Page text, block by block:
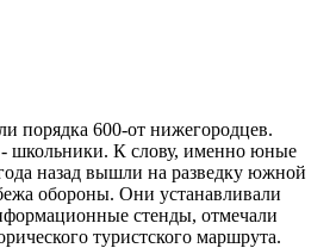
порядка 600-от нижегородцев.
школьники. К слову, именно юные
назад вышли на разведку южной
обороны. Они устанавливали
стенды, отмечали
туристского маршрута.